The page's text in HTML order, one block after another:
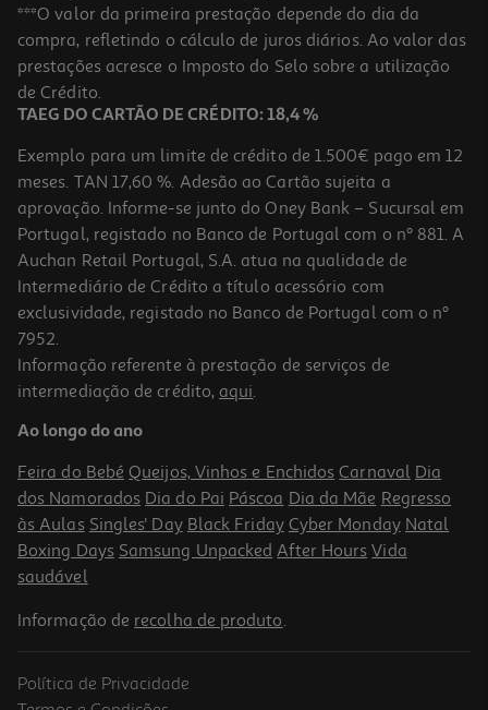
***O valor da primeira prestação depende do dia da
compra, refletindo o cálculo de juros diários. Ao valor das
prestações acresce o Imposto do Selo sobre a utilização
de Crédito.
TAEG DO CARTÃO DE CRÉDITO: 18,4 %
Exemplo para um limite de crédito de 1.500€ pago em 12
meses. TAN 17,60 %. Adesão ao Cartão sujeita a
aprovação. Informe-se junto do Oney Bank – Sucursal em
Portugal, registado no Banco de Portugal com o nº 881. A
Auchan Retail Portugal, S.A. atua na qualidade de
Intermediário de Crédito a título acessório com
exclusividade, registado no Banco de Portugal com o nº
7952.
Informação referente à prestação de serviços de
intermediação de crédito, aqui.
Ao longo do ano
Feira do Bebé Queijos, Vinhos e Enchidos Carnaval Dia
dos Namorados Dia do Pai Páscoa Dia da Mãe Regresso
às Aulas Singles' Day Black Friday Cyber Monday Natal
Boxing Days Samsung Unpacked After Hours Vida
saudável
Informação de recolha de produto.
Política de Privacidade